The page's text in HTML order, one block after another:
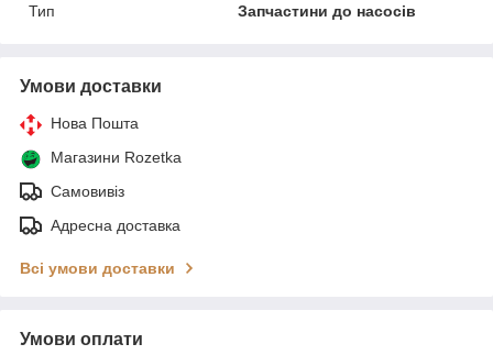
Тип
Запчастини до насосів
Умови доставки
Нова Пошта
Магазини Rozetka
Самовивіз
Адресна доставка
Всі умови доставки
Умови оплати